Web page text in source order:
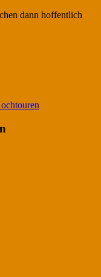
dann hoffentlich